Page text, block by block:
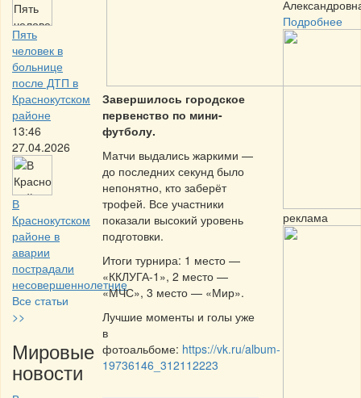
Пять
человек в
больнице
после ДТП в
Краснокутском
районе
13:46
27.04.2026
В
Краснокутском
районе в
аварии
пострадали
несовершеннолетние
Все статьи
>>
Мировые
новости
Завершилось городское
первенство по мини-
футболу.
Матчи выдались жаркими —
до последних секунд было
непонятно, кто заберёт
трофей. Все участники
показали высокий уровень
подготовки.
Итоги турнира: 1 место —
«ККЛУГА-1», 2 место —
«МЧС», 3 место — «Мир».
Лучшие моменты и голы уже
в
фотоальбоме: https://vk.ru/album-
19736146_312112223
Подробнее
реклама